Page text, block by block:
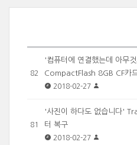
82
'컴퓨터에 연결했는데 아무
CompactFlash 8GB CF카
2018-02-27
81
'사진이 하다도 없습니다'
터 복구
2018-02-27